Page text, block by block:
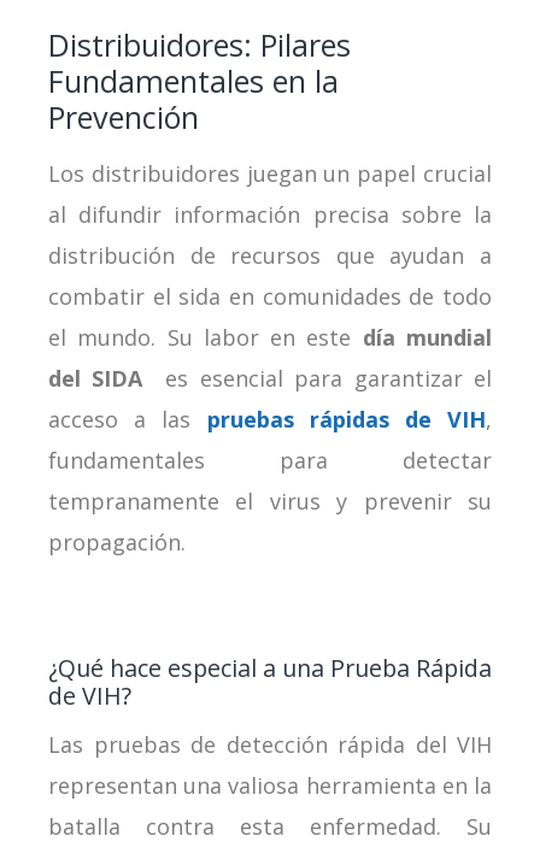
Distribuidores: Pilares
Fundamentales en la
Prevención
Los distribuidores juegan un papel crucial
al difundir información precisa sobre la
distribución de recursos que ayudan a
combatir el sida en comunidades de todo
el mundo. Su labor en este día mundial
del SIDA es esencial para garantizar el
acceso a las pruebas rápidas de VIH,
fundamentales para detectar
tempranamente el virus y prevenir su
propagación.
¿Qué hace especial a una Prueba Rápida
de VIH?
Las pruebas de detección rápida del VIH
representan una valiosa herramienta en la
batalla contra esta enfermedad. Su